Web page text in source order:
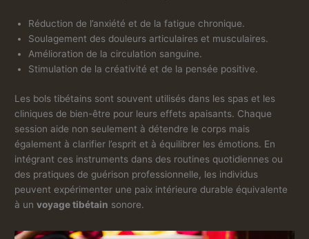
Réduction de l’anxiété et de la fatigue chronique.
Soulagement des douleurs articulaires et musculaires.
Amélioration de la circulation sanguine.
Stimulation de la créativité et de la pensée positive.
Les bols tibétains sont souvent utilisés dans les spas et les
cliniques de bien-être pour leurs effets apaisants. Chaque
session aide non seulement à détendre le corps mais
également à clarifier l’esprit et à équilibrer les émotions. En
intégrant ces instruments dans des routines quotidiennes ou
des pratiques de guérison professionnelle, les individus
peuvent expérimenter une paix intérieure durable équivalente
à unvoyage tibétain sonore.